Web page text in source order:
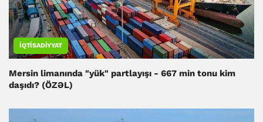
İQTISADIYYAT
Mersin limanında "yük" partlayışı - 667 min tonu kim
daşıdı? (ÖZƏL)